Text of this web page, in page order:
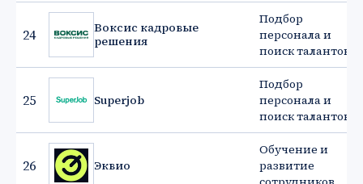
24
Воксис кадровые
решения
Подбор
персонала и
поиск талантов
25 Superjob
Подбор
персонала и
поиск талантов
26 Эквио
Обучение и
развитие